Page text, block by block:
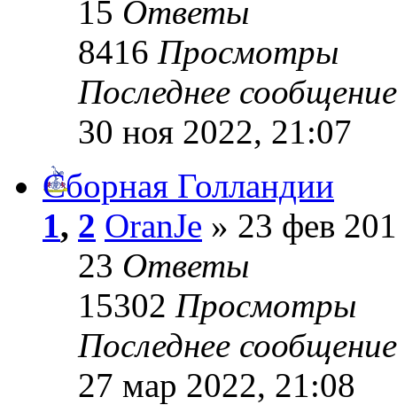
15 Ответы
8416 Просмотры
Последнее
30 ноя 2022, 21:07
Сборная Голландии
1, 2 OranJe » 23 фев
23 Ответы
15302 Просмотры
Последнее
27 мар 2022, 21:08